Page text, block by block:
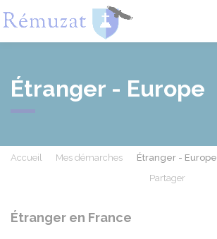
Étranger - Europe
Accueil Mes démarches
Étranger - Europe
Partager
Étranger en France